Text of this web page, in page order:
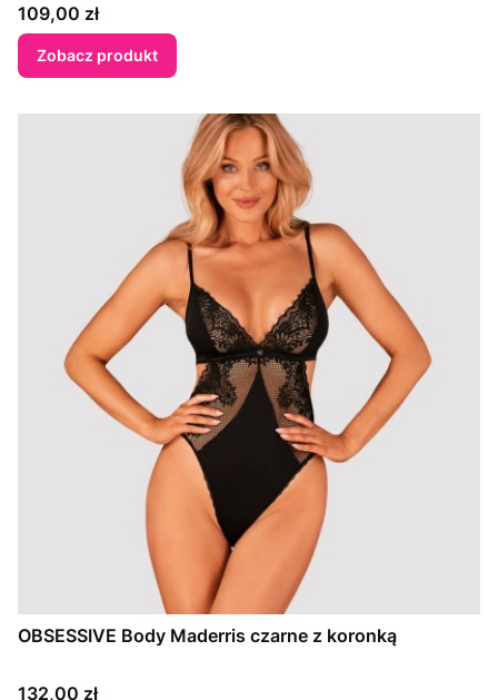
Cena
109,00 zł
Zobacz produkt
OBSESSIVE Body Maderris czarne z koronką
Cena
132,00 zł